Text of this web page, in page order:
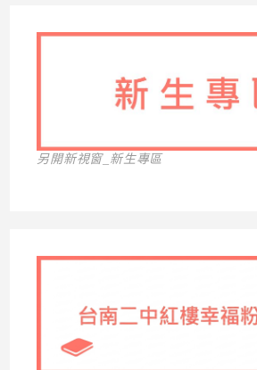
另開新視窗_新生專區